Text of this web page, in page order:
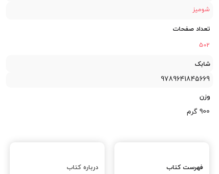
شومیز
تعداد صفحات
502
شابک
9789641845669
وزن
900 گرم
فهرست کتاب درباره کتاب